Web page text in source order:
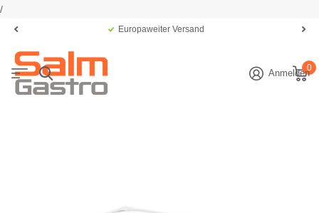
/
Europaweiter Versand
Anmelden0